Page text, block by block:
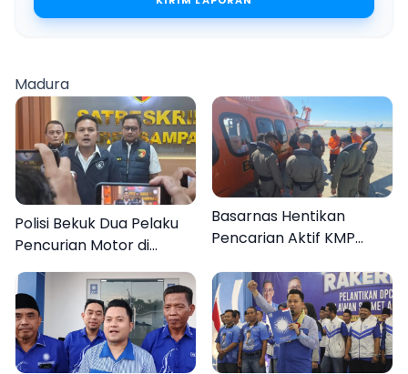
Madura
Polisi Bekuk Dua Pelaku
Pencurian Motor di
Bajrasokah Sampang
Basarnas Hentikan
Pencarian Aktif KMP
Orang Masih Hilang